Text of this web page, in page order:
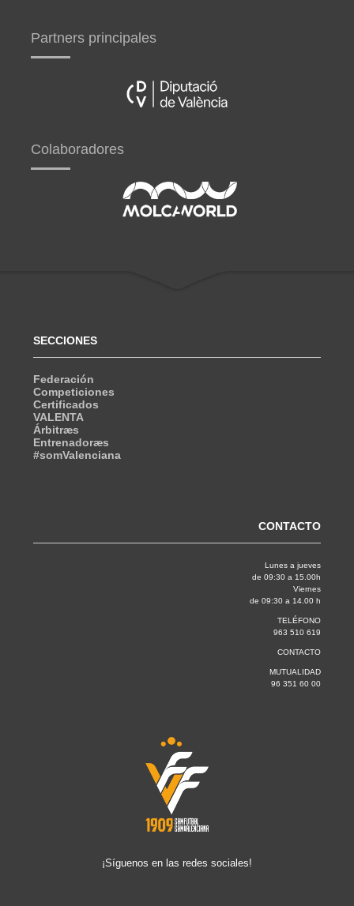
Partners principales
Colaboradores
SECCIONES
Federación
Competiciones
Certificados
VALENTA
Árbitræs
Entrenadoræs
#somValenciana
CONTACTO
Lunes a jueves
de 09:30 a 15.00h
Viernes
de 09:30 a 14.00 h
TELÉFONO
963 510 619
CONTACTO
MUTUALIDAD
96 351 60 00
¡Síguenos en las redes sociales!